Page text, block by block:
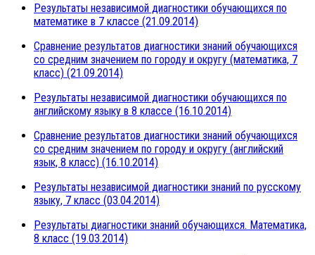
Результаты независимой диагностики обучающихся по
математике в 7 классе (21.09.2014)
Сравнение результатов диагностики знаний обучающихся
со средним значением по городу и округу (математика, 7
класс) (21.09.2014)
Результаты независимой диагностики обучающихся по
английскому языку в 8 классе (16.10.2014)
Сравнение результатов диагностики знаний обучающихся
со средним значением по городу и округу (английский
язык, 8 класс) (16.10.2014)
Результаты независимой диагностики знаний по русскому
языку, 7 класс (03.04.2014)
Результаты диагностики знаний обучающихся. Математика,
8 класс (19.03.2014)